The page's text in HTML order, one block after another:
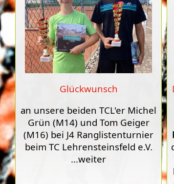
Glückwunsch
an unsere beiden TCL'er Michel
Grün (M14) und Tom Geiger
(M16) bei J4 Ranglistenturnier
beim TC Lehrensteinsfeld e.V.
...weiter